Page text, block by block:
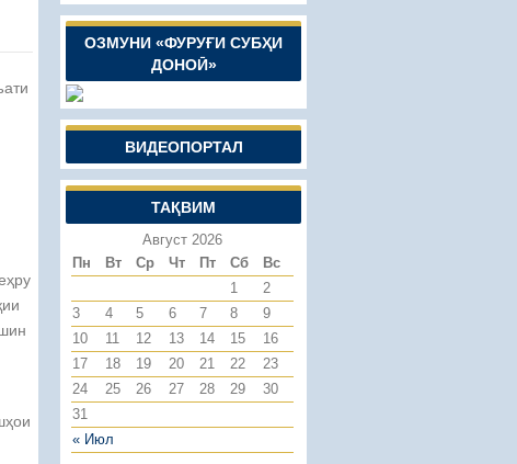
ОЗМУНИ «ФУРУҒИ СУБҲИ
ДОНОӢ»
ВИДЕОПОРТАЛ
ТАҚВИМ
Август 2026
Пн
Вт Ср Чт Пт Сб Вс
« Июл
1
2
3
4 5 6 7 8
9
10
11 12 13 14 15
16
17
18 19 20 21 22
23
24
25 26 27 28 29
30
31